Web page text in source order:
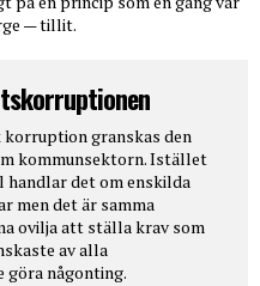
— tillit.
korruption granskas den
kommunsektorn. Istället
det om enskilda
men det är samma
ovilja att ställa krav som
av alla
någonting.